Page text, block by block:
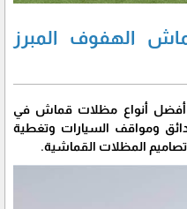
الهفوف المبرز
أنواع مظلات قماش في
ومواقف السيارات وتغطية
المظلات القماشية.